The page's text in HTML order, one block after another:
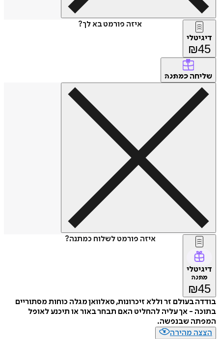
איזה פורמט בא לך?
דיגיטלי
₪45
שליחה כמתנה
איזה פורמט לשלוח כמתנה?
דיגיטלי
מתנה
₪45
בודדה בעולם זר וללא זיכרונות, סאלוואן מגלה כוחות מסתוריים
בתוכה - אך עליה להחליט האם תבחר באור או תיכנע לאופל
המפתה שבנפשה.
הצצה מהירה